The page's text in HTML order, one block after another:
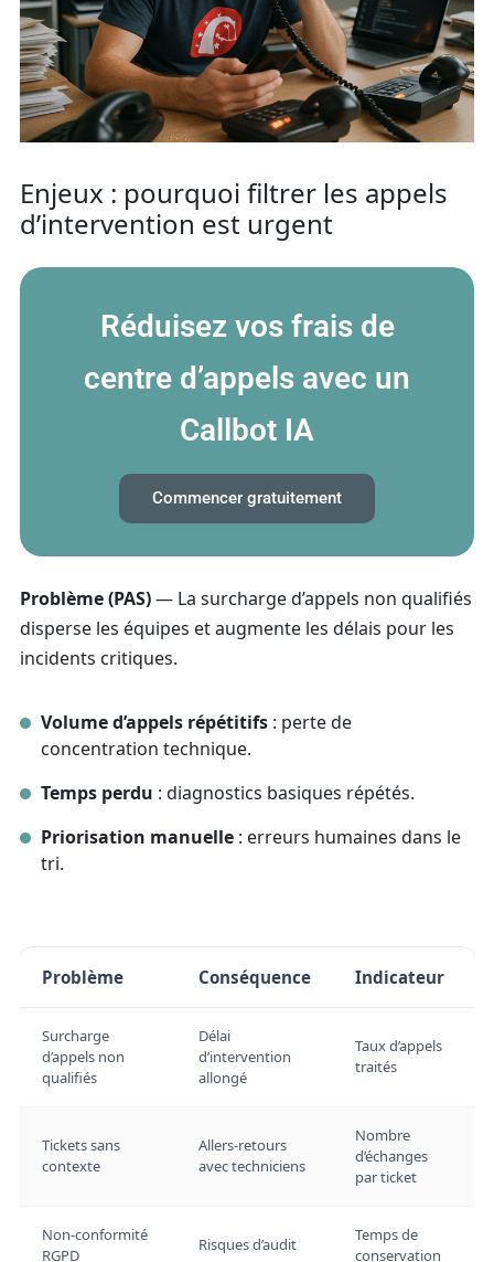
Enjeux : pourquoi filtrer les appels
d’intervention est urgent
Réduisez vos frais de
centre d’appels avec un
Callbot IA
Commencer gratuitement
Problème (PAS)— La surcharge d’appels non qualifiés
disperse les équipes et augmente les délais pour les
incidents critiques.
Volume d’appels répétitifs : perte de
concentration technique.
Temps perdu : diagnostics basiques répétés.
Priorisation manuelle : erreurs humaines dans le
tri.
Problème Conséquence Indicateur
Surcharge
d’appels non
qualifiés
Délai
d’intervention
allongé
Taux d’appels
traités
Tickets sans
contexte
Allers-retours
avec techniciens
Nombre
d’échanges
par ticket
Non-conformité
RGPD
Risques d’audit
Temps de
conservation